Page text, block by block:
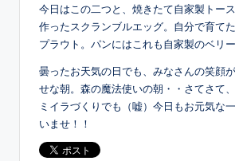
今日はこの二つと、焼きたて自家製トー
作ったスクランブルエッグ。自分で育て
プラウト。パンにはこれも自家製のベリー
曇ったお天気の日でも、みなさんの笑顔
せな朝。森の魔法使いの朝・・さてさて
ミイラづくりでも（嘘）今日もお元気な
いませ！！